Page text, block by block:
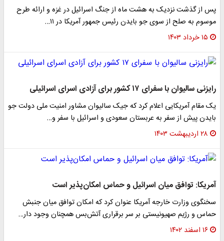
پس از گذشت نزدیک به هشت ماه از جنگ اسرائیل در غزه و ارائه طرح
موسوم به صلح از سوی جو بایدن رئیس جمهور آمریکا در ۱۱…
۱۵ خرداد ۱۴۰۳
رایزنی سالیوان با سفرای ۱۷ کشور برای آزادی اسرای اسرائیلی
یک مقام آمریکایی اعلام کرد که جیک سالیوان مشاور امنیت ملی دولت جو
بایدن پیش از سفر به عربستان سعودی و اسرائیل با سفر و…
۲۸ اردیبهشت ۱۴۰۳
آمریکا: توافق میان اسرائیل و حماس امکان‌پذیر است
سخنگوی وزارت خارجه آمریکا عنوان کرد که امکان توافق میان جنبش
حماس و رژیم صهیونیستی بر سر برقراری آتش‌بس همچنان وجود دار…
۱۶ اسفند ۱۴۰۲